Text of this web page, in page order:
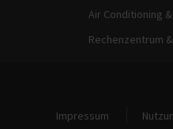
Air Conditioning
Rechenzentrum
Rechtliche Hinweise
Impressum